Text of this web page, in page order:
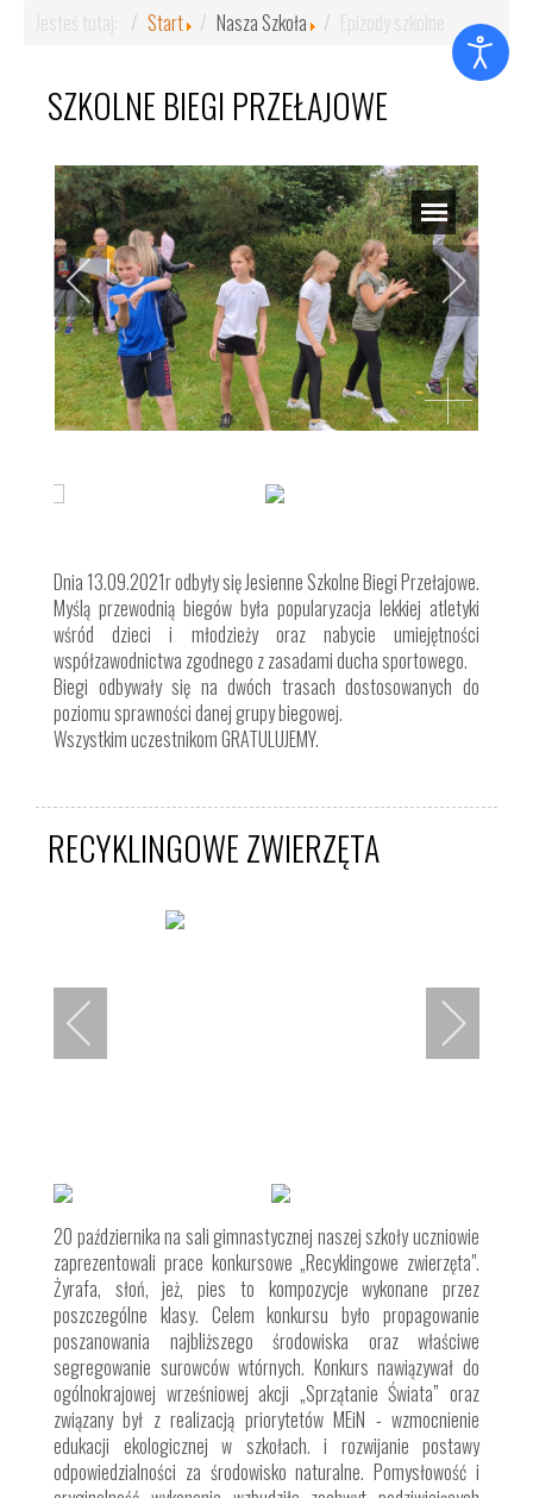
Jesteś tutaj: Start Nasza Szkoła Epizody szkolne
SZKOLNE BIEGI PRZEŁAJOWE
Dnia 13.09.2021r odbyły się Jesienne Szkolne Biegi Przełajowe.
Myślą przewodnią biegów była popularyzacja lekkiej atletyki
wśród dzieci i młodzieży oraz nabycie umiejętności
współzawodnictwa zgodnego z zasadami ducha sportowego.
Biegi odbywały się na dwóch trasach dostosowanych do
poziomu sprawności danej grupy biegowej.
Wszystkim uczestnikom GRATULUJEMY.
RECYKLINGOWE ZWIERZĘTA
20 października na sali gimnastycznej naszej szkoły uczniowie
zaprezentowali prace konkursowe „Recyklingowe zwierzęta".
Żyrafa, słoń, jeż, pies to kompozycje wykonane przez
poszczególne klasy. Celem konkursu było propagowanie
poszanowania najbliższego środowiska oraz właściwe
segregowanie surowców wtórnych. Konkurs nawiązywał do
ogólnokrajowej wrześniowej akcji „Sprzątanie Świata” oraz
związany był z realizacją priorytetów MEiN - wzmocnienie
edukacji ekologicznej w szkołach. i rozwijanie postawy
odpowiedzialności za środowisko naturalne. Pomysłowość i